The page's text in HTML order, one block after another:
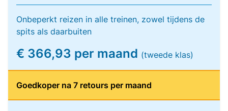
Onbeperkt reizen in alle treinen, zowel tijdens de
spits als daarbuiten
€ 366,93 per maand (tweede klas)
Goedkoper na 7 retours per maand